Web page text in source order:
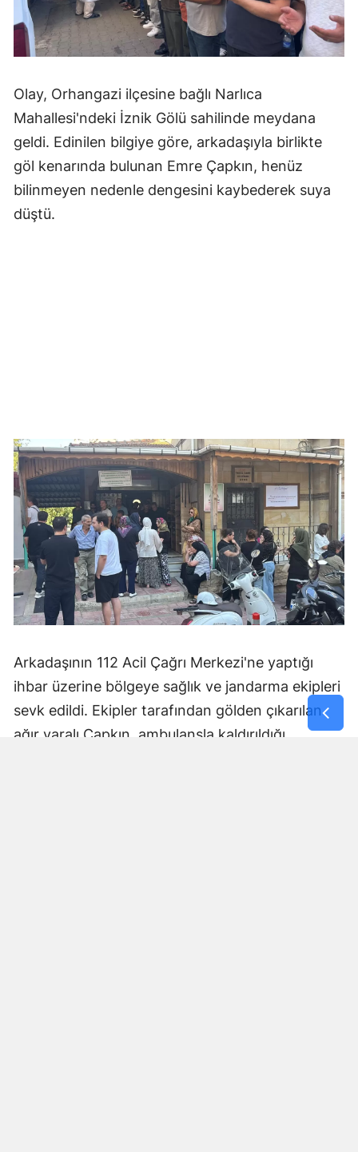
Olay, Orhangazi ilçesine bağlı Narlıca
Mahallesi'ndeki İznik Gölü sahilinde meydana
geldi. Edinilen bilgiye göre, arkadaşıyla birlikte
göl kenarında bulunan Emre Çapkın, henüz
bilinmeyen nedenle dengesini kaybederek suya
düştü.
Arkadaşının 112 Acil Çağrı Merkezi'ne yaptığı
ihbar üzerine bölgeye sağlık ve jandarma ekipleri
sevk edildi. Ekipler tarafından gölden çıkarılan
ağır yaralı Çapkın, ambulansla kaldırıldığı